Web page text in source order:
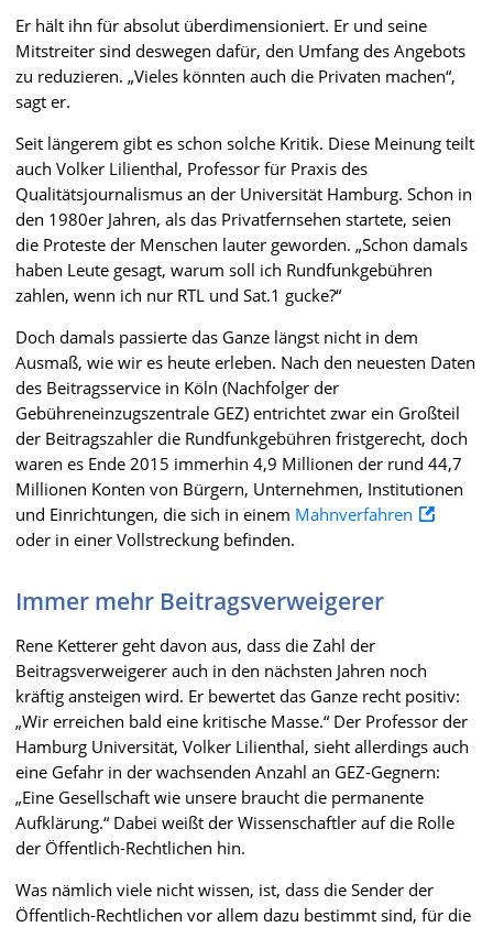
Er hält ihn für absolut überdimensioniert. Er und seine
Mitstreiter sind deswegen dafür, den Umfang des Angebots
zu reduzieren. „Vieles könnten auch die Privaten machen“,
sagt er.
Seit längerem gibt es schon solche Kritik. Diese Meinung teilt
auch Volker Lilienthal, Professor für Praxis des
Qualitätsjournalismus an der Universität Hamburg. Schon in
den 1980er Jahren, als das Privatfernsehen startete, seien
die Proteste der Menschen lauter geworden. „Schon damals
haben Leute gesagt, warum soll ich Rundfunkgebühren
zahlen, wenn ich nur RTL und Sat.1 gucke?“
Doch damals passierte das Ganze längst nicht in dem
Ausmaß, wie wir es heute erleben. Nach den neuesten Daten
des Beitragsservice in Köln (Nachfolger der
Gebühreneinzugszentrale GEZ) entrichtet zwar ein Großteil
der Beitragszahler die Rundfunkgebühren fristgerecht, doch
waren es Ende 2015 immerhin 4,9 Millionen der rund 44,7
Millionen Konten von Bürgern, Unternehmen, Institutionen
und Einrichtungen, die sich in einem Mahnverfahren
oder in einer Vollstreckung befinden.
Immer mehr Beitragsverweigerer
Rene Ketterer geht davon aus, dass die Zahl der
Beitragsverweigerer auch in den nächsten Jahren noch
kräftig ansteigen wird. Er bewertet das Ganze recht positiv:
„Wir erreichen bald eine kritische Masse.“ Der Professor der
Hamburg Universität, Volker Lilienthal, sieht allerdings auch
eine Gefahr in der wachsenden Anzahl an GEZ-Gegnern:
„Eine Gesellschaft wie unsere braucht die permanente
Aufklärung.“ Dabei weißt der Wissenschaftler auf die Rolle
der Öffentlich-Rechtlichen hin.
Was nämlich viele nicht wissen, ist, dass die Sender der
Öffentlich-Rechtlichen vor allem dazu bestimmt sind, für die